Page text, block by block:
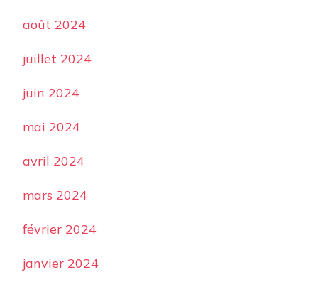
août 2024
juillet 2024
juin 2024
mai 2024
avril 2024
mars 2024
février 2024
janvier 2024